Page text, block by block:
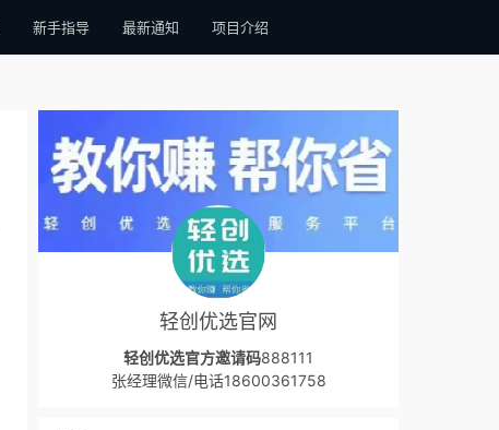
新手指导 最新通知 项目介绍
轻创优选官网
轻创优选官方邀请码888111
张经理微信/电话18600361758